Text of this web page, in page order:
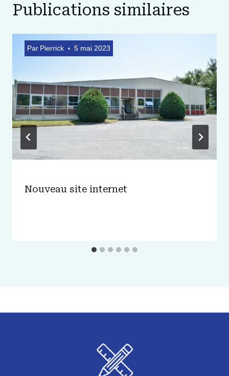
Publications similaires
Nouveau site internet
Par Pierrick 5 mai 2023